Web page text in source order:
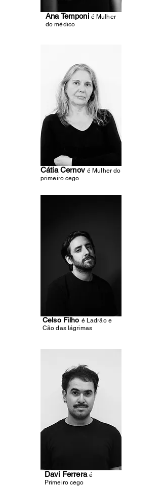
Ana Temponi é Mulher
do médico
Cátia Cernov é Mulher do
primeiro cego
Celso Filho é Ladrão e
Cão das lágrimas
Davi Ferrera é
Primeiro cego